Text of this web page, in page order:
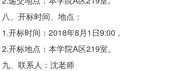
八、开标时间、地点：
1.开标时间：2018年8月1日9:00 。
2.开标地点：本学院A区219室。
九、联系人：沈老师